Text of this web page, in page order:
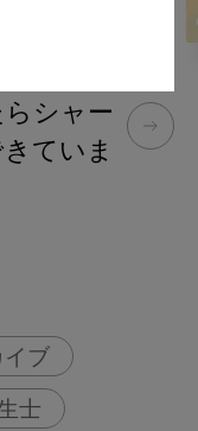
シャー
ていま
ブ
士